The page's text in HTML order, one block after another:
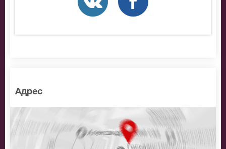
Авербуха, позвоните нам в call-центр и мы
доступной цене.
Адрес